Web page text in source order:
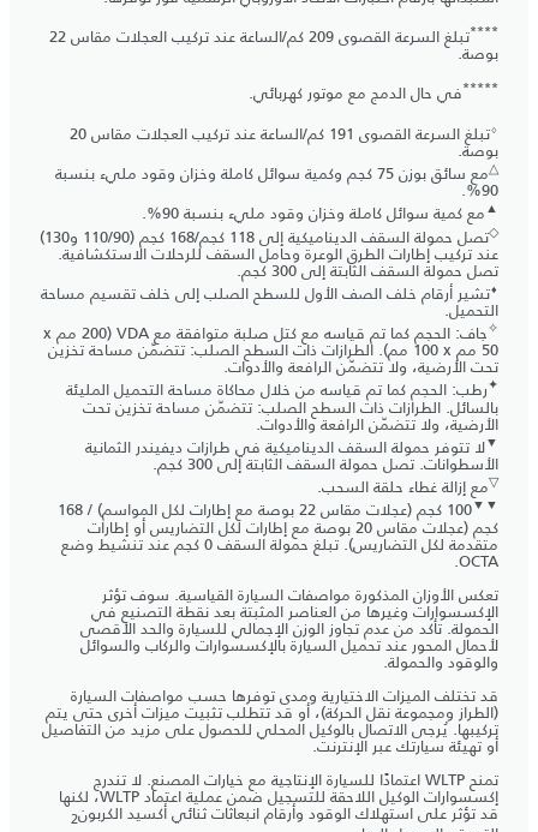
**** تبلغ السرعة القصوى 209 كم/الساعة عند تركيب العجلات مقاس 22
بوصة.
*****في حال الدمج مع موتور كهربائي.
⬨ تبلغ السرعة القصوى 191 كم/الساعة عند تركيب العجلات مقاس 20
بوصة.
△ مع سائق بوزن 75 كجم وكمية سوائل كاملة وخزان وقود مليء بنسبة
90%.
▲مع كمية سوائل كاملة وخزان وقود مليء بنسبة 90%.
◇ تصل حمولة السقف الديناميكية إلى 118 كجم/168 كجم (90‏/110 و130)
عند تركيب إطارات الطرق الوعرة وحامل السقف للرحلات الاستكشافية.
تصل حمولة السقف الثابتة إلى 300 كجم.
⬧تشير أرقام خلف الصف الأول للسطح الصلب إلى خلف تقسيم مساحة
التحميل.
✧ جاف: الحجم كما تم قياسه مع كتل صلبة متوافقة مع VDA (‏200 مم x
‏50 مم x ‏100 مم). الطرازات ذات السطح الصلب: تتضمّن مساحة تخزين
تحت الأرضية، ولا تتضمّن الرافعة والأدوات.
✦رطب: الحجم كما تم قياسه من خلال محاكاة مساحة التحميل المليئة
بالسائل. الطرازات ذات السطح الصلب: تتضمّن مساحة تخزين تحت
الأرضية، ولا تتضمّن الرافعة والأدوات.
▼لا تتوفر حمولة السقف الديناميكية في طرازات ديفيندر الثمانية
الأسطوانات. تصل حمولة السقف الثابتة إلى 300 كجم.
▽مع إزالة غطاء حلقة السحب.
▼▼ ‏100 كجم (عجلات مقاس 22 بوصة مع إطارات لكل المواسم) / 168
كجم (عجلات مقاس 20 بوصة مع إطارات لكل التضاريس أو إطارات
متقدمة لكل التضاريس). تبلغ حمولة السقف 0 كجم عند تنشيط وضع
OCTA.
تعكس الأوزان المذكورة مواصفات السيارة القياسية. سوف تؤثر
الإكسسوارات وغيرها من العناصر المثبتة بعد نقطة التصنيع في
الحمولة. تأكد من عدم تجاوز الوزن الإجمالي للسيارة والحد الأقصى
لأحمال المحور عند تحميل السيارة بالإكسسوارات والركاب والسوائل
والوقود والحمولة.
قد تختلف الميزات الاختيارية ومدى توفرها حسب مواصفات السيارة
(الطراز ومجموعة نقل الحركة)، أو قد تتطلب تثبيت ميزات أخرى حتى يتم
تركيبها. يُرجى الاتصال بالوكيل المحلي للحصول على مزيد من التفاصيل
أو تهيئة سيارتك عبر الإنترنت.
تمنح WLTP اعتمادًا للسيارة الإنتاجية مع خيارات المصنع. لا تندرج
إكسسوارات الوكيل اللاحقة للتسجيل ضمن عملية اعتماد WLTP، لكنها
قد تؤثر على استهلاك الوقود وأرقام انبعاثات ثنائي أكسيد الكربون2